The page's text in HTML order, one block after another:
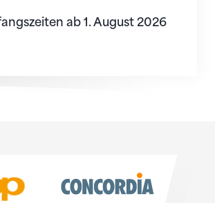
ab 1. August 2026